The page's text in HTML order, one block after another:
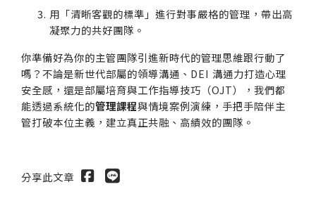
用「清晰客觀的標準」進行對事嚴格的管理，帶出高
凝聚力的共好團隊。
你準備好為你的主管團隊引進新時代的管理思維跟行動了
嗎？不論是新世代部屬的領導溝通、DEI 溝通力打造心理
安全感，還是部屬培育與工作指導技巧（OJT），我們都
能透過系統化的管理課程與情境案例演練，手把手陪伴主
管打破本位主義，建立真正共融、高績效的團隊。
分享此文章